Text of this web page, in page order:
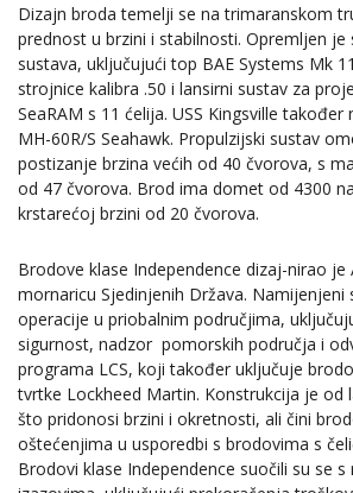
Dizajn broda temelji se na trimaranskom
prednost u brzini i stabilnosti. Opremljen je
sustava, uključujući top BAE Systems Mk
strojnice kalibra .50 i lansirni sustav za
SeaRAM s 11 ćelija. USS Kingsville
MH-60R/S Seahawk. Propulzijski sustav
postizanje brzina većih od 40 čvorova, s
od 47 čvorova. Brod ima domet od 4300
krstarećoj brzini od 20 čvorova.
Brodove klase Independence dizaj-nirao je
mornaricu Sjedinjenih Država. Namijenjeni
operacije u priobalnim područjima,
sigurnost, nadzor pomorskih područja i
programa LCS, koji također uključuje
tvrtke Lockheed Martin. Konstrukcija je od
što pridonosi brzini i okretnosti, ali čini
oštećenjima u usporedbi s brodovima s
Brodovi klase Independence suočili su se